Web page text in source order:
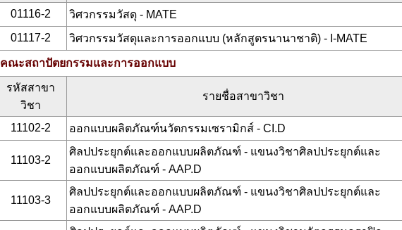
01116-2 วิศวกรรมวัสดุ - MATE
01117-2
วิศวกรรมวัสดุและการออกแบบ (หลักสูตรนานาชาติ) - I-MATE
คณะสถาปัตยกรรมและการออกแบบ
รหัสสาขา
วิชา
รายชื่อสาขาวิชา
11102-2 ออกแบบผลิตภัณฑ์นวัตกรรมเซรามิกส์ - CI.D
11103-2
ศิลปประยุกต์และออกแบบผลิตภัณฑ์ - แขนงวิชาศิลปประยุกต์และ
ออกแบบผลิตภัณฑ์ - AAP.D
11103-3
ศิลปประยุกต์และออกแบบผลิตภัณฑ์ - แขนงวิชาศิลปประยุกต์และ
ออกแบบผลิตภัณฑ์ - AAP.D